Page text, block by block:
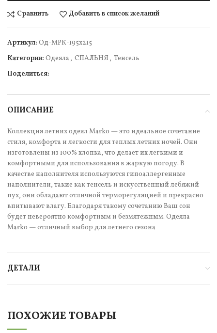
Сравнить Добавить в список желаний
Артикул: Од-МРК-195х215
Категории: Одеяла , СПАЛЬНЯ , Тенсель
Поделиться:
ОПИСАНИЕ
Коллекция летних одеял Marko — это идеальное сочетание
стиля, комфорта и легкости для теплых летних ночей. Они
изготовлены из 100% хлопка, что делает их легкими и
комфортными для использования в жаркую погоду. В
качестве наполнителя используются гипоаллергенные
наполнители, такие как тенсель и искусственный лебяжий
пух, они обладают отличной терморегуляцией и прекрасно
впитывают влагу. Благодаря такому сочетанию Ваш сон
будет невероятно комфортным и безмятежным. Одеяла
Marko — отличный выбор для летнего сезона
ДЕТАЛИ
ПОХОЖИЕ ТОВАРЫ